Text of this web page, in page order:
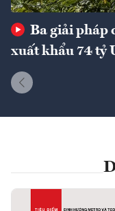
Ba giải pháp
xuất khẩu 74 tỷ